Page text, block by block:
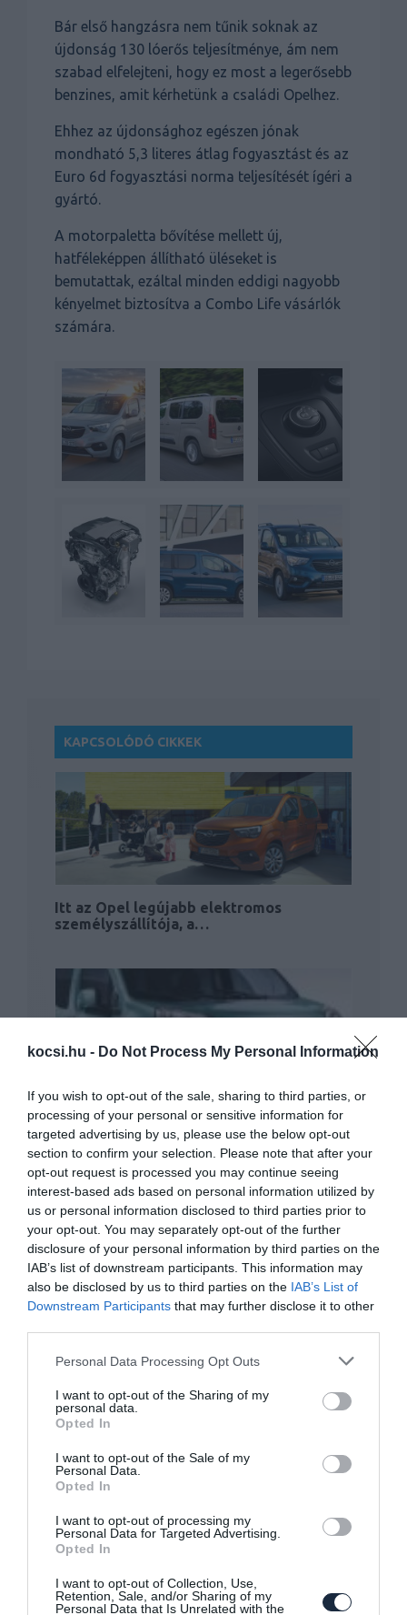
kocsi.hu - Do Not Process My Personal Information
If you wish to opt-out of the sale, sharing to third parties, or
processing of your personal or sensitive information for
targeted advertising by us, please use the below opt-out
section to confirm your selection. Please note that after your
opt-out request is processed you may continue seeing
interest-based ads based on personal information utilized by
us or personal information disclosed to third parties prior to
your opt-out. You may separately opt-out of the further
disclosure of your personal information by third parties on the
IAB’s list of downstream participants. This information may
also be disclosed by us to third parties on the IAB’s List of
Downstream Participants that may further disclose it to other
Please note that this website/app uses one or more Google
not limited to your visit or usage behaviour. You may click to
grant or deny consent to Google and its third-party tags to
use your data for below specified purposes in below Google
consent section.
Personal Data Processing Opt Outs
I want to opt-out of the Sharing of my
personal data.
Opted In
I want to opt-out of the Sale of my
Personal Data.
Opted In
I want to opt-out of processing my
Personal Data for Targeted Advertising.
Opted In
I want to opt-out of Collection, Use,
Retention, Sale, and/or Sharing of my
Personal Data that Is Unrelated with the
Bár első hangzásra nem tűnik soknak az
újdonság 130 lóerős teljesítménye, ám nem
szabad elfelejteni, hogy ez most a legerősebb
benzines, amit kérhetünk a családi Opelhez.
Ehhez az újdonsághoz egészen jónak
mondható 5,3 literes átlag fogyasztást és az
Euro 6d fogyasztási norma teljesítését ígéri a
gyártó.
A motorpaletta bővítése mellett új,
hatféleképpen állítható üléseket is
bemutattak, ezáltal minden eddigi nagyobb
kényelmet biztosítva a Combo Life vásárlók
számára.
KAPCSOLÓDÓ CIKKEK
Itt az Opel legújabb elektromos
személyszállítója, a…
Újra visszatér a Fiat Qubo – immár
hétüléses családi…
Kisbusszá nőtte ki magát a Zafira
Tovább folytatja a régi területek
visszafoglalását az Opel